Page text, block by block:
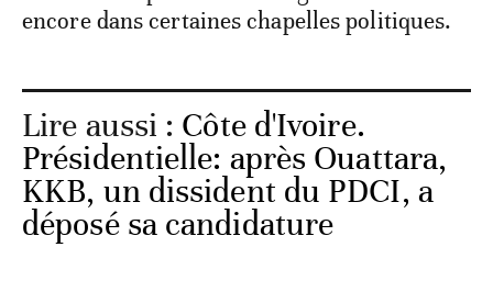
encore dans certaines chapelles politiques.
Lire aussi : Côte d'Ivoire.
Présidentielle: après Ouattara,
KKB, un dissident du PDCI, a
déposé sa candidature